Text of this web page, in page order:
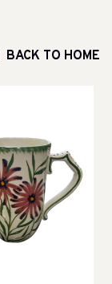
BACK TO HOME